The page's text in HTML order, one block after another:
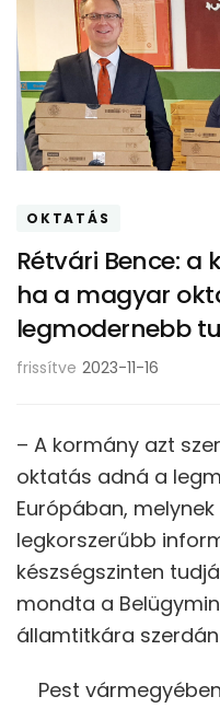
OKTATÁS
Rétvári Bence: a
ha a magyar
legmodernebb
frissítve 2023-11-16
– A kormány azt
oktatás adná a
Európában,
legkorszerűbb
készségszinten
mondta a
államtitkára
Pest